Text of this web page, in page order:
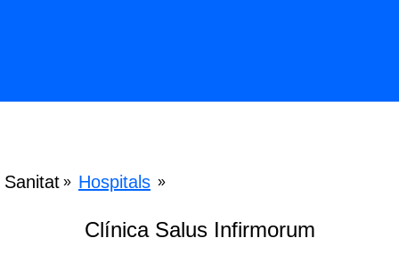
Sanitat » Hospitals »
Clínica Salus Infirmorum